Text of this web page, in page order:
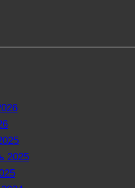
2025